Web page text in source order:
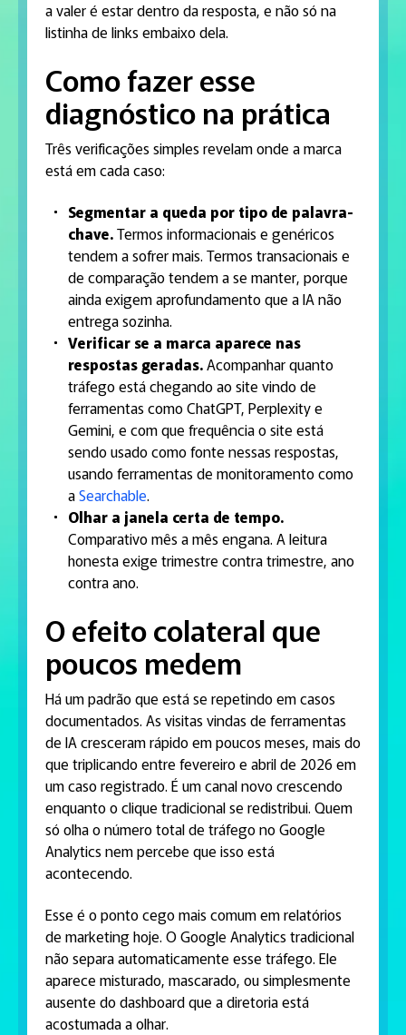
a valer é estar dentro da resposta, e não só na
listinha de links embaixo dela.
Como fazer esse
diagnóstico na prática
Três verificações simples revelam onde a marca
está em cada caso:
Segmentar a queda por tipo de palavra-
chave.Termos informacionais e genéricos
tendem a sofrer mais. Termos transacionais e
de comparação tendem a se manter, porque
ainda exigem aprofundamento que a IA não
entrega sozinha.
Verificar se a marca aparece nas
respostas geradas.Acompanhar quanto
tráfego está chegando ao site vindo de
ferramentas como ChatGPT, Perplexity e
Gemini, e com que frequência o site está
sendo usado como fonte nessas respostas,
usando ferramentas de monitoramento como
aSearchable.
Olhar a janela certa de tempo.
Comparativo mês a mês engana. A leitura
honesta exige trimestre contra trimestre, ano
contra ano.
O efeito colateral que
poucos medem
Há um padrão que está se repetindo em casos
documentados. As visitas vindas de ferramentas
de IA cresceram rápido em poucos meses, mais do
que triplicando entre fevereiro e abril de 2026 em
um caso registrado. É um canal novo crescendo
enquanto o clique tradicional se redistribui. Quem
só olha o número total de tráfego no Google
Analytics nem percebe que isso está
acontecendo.
Esse é o ponto cego mais comum em relatórios
de marketing hoje. O Google Analytics tradicional
não separa automaticamente esse tráfego. Ele
aparece misturado, mascarado, ou simplesmente
ausente do dashboard que a diretoria está
acostumada a olhar.